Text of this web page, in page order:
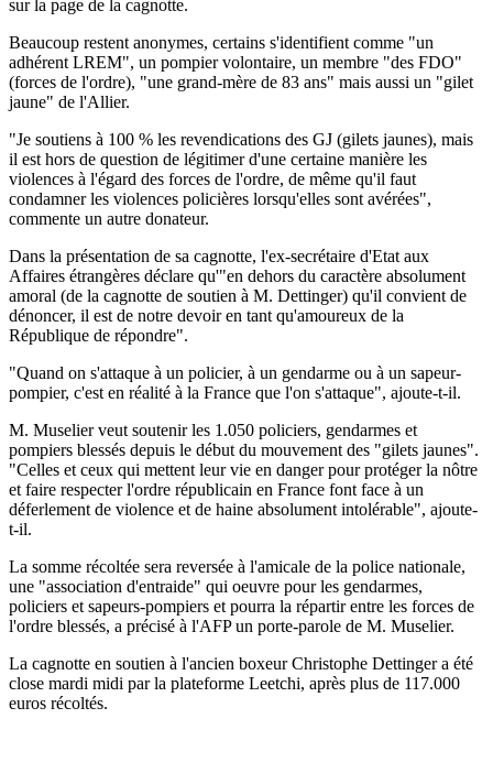
sur la page de la cagnotte.
Beaucoup restent anonymes, certains s'identifient comme "un
adhérent LREM", un pompier volontaire, un membre "des FDO"
(forces de l'ordre), "une grand-mère de 83 ans" mais aussi un "gilet
jaune" de l'Allier.
"Je soutiens à 100 % les revendications des GJ (gilets jaunes), mais
il est hors de question de légitimer d'une certaine manière les
violences à l'égard des forces de l'ordre, de même qu'il faut
condamner les violences policières lorsqu'elles sont avérées",
commente un autre donateur.
Dans la présentation de sa cagnotte, l'ex-secrétaire d'Etat aux
Affaires étrangères déclare qu'"en dehors du caractère absolument
amoral (de la cagnotte de soutien à M. Dettinger) qu'il convient de
dénoncer, il est de notre devoir en tant qu'amoureux de la
République de répondre".
"Quand on s'attaque à un policier, à un gendarme ou à un sapeur-
pompier, c'est en réalité à la France que l'on s'attaque", ajoute-t-il.
M. Muselier veut soutenir les 1.050 policiers, gendarmes et
pompiers blessés depuis le début du mouvement des "gilets jaunes".
"Celles et ceux qui mettent leur vie en danger pour protéger la nôtre
et faire respecter l'ordre républicain en France font face à un
déferlement de violence et de haine absolument intolérable", ajoute-
t-il.
La somme récoltée sera reversée à l'amicale de la police nationale,
une "association d'entraide" qui oeuvre pour les gendarmes,
policiers et sapeurs-pompiers et pourra la répartir entre les forces de
l'ordre blessés, a précisé à l'AFP un porte-parole de M. Muselier.
La cagnotte en soutien à l'ancien boxeur Christophe Dettinger a été
close mardi midi par la plateforme Leetchi, après plus de 117.000
euros récoltés.